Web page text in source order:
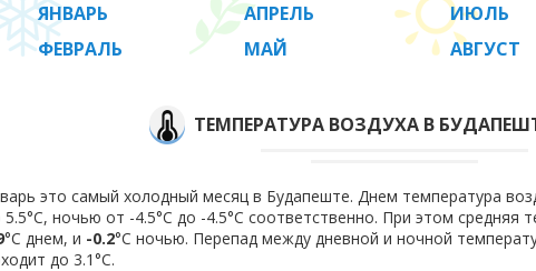
ЯНВАРЬ
ФЕВРАЛЬ
АПРЕЛЬ
МАЙ
ИЮЛЬ
АВГУСТ
ТЕМПЕРАТУРА ВОЗДУХА В
это самый холодный месяц в Будапеште. Днем температура
5.5°C, ночью от -4.5°C до -4.5°C соответственно. При этом средняя
°C днем, и -0.2°C ночью. Перепад между дневной и ночной
до 3.1°С.